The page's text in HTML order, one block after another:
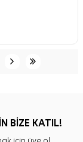
BİZE KATIL!